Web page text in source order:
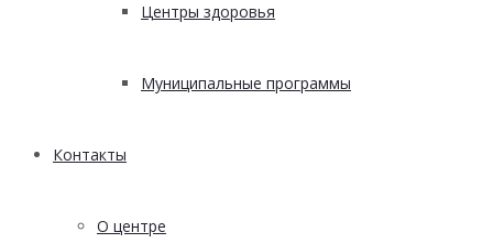
Центры здоровья
Муниципальные программы
Контакты
О центре